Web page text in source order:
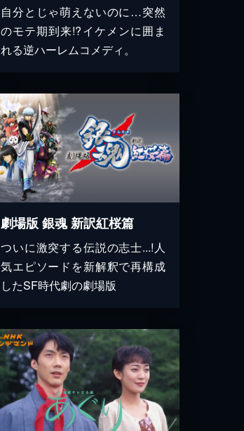
自分とじゃ萌えないのに…突然
のモテ期到来!?イケメンに囲ま
れる逆ハーレムコメディ。
劇場版 銀魂 新訳紅桜篇
ついに激突する伝説の志士...!人
気エピソードを新解釈で再構成
したSF時代劇の劇場版